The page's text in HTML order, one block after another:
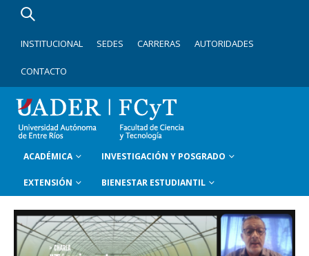
INSTITUCIONAL SEDES CARRERAS AUTORIDADES
CONTACTO
ACADÉMICA INVESTIGACIÓN Y POSGRADO
EXTENSIÓN BIENESTAR ESTUDIANTIL